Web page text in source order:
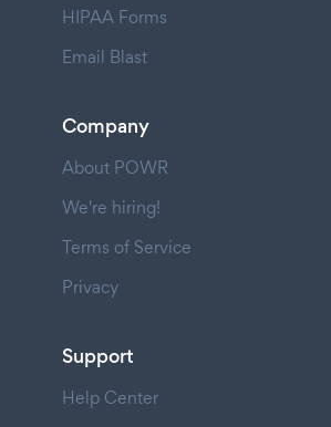
HIPAA Forms
Email Blast
Company
About POWR
We're hiring!
Terms of Service
Privacy
Support
Help Center